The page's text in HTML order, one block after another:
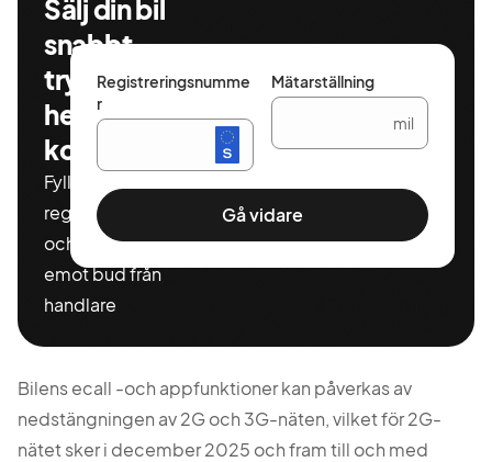
Sälj din bil
snabbt,
tryggt och
helt
kostnadsfritt
Fyll i ditt
registeringnummer
och miltal för att ta
emot bud från
handlare
Registreringsnumme
r
Mätarställning
mil
Gå vidare
Bilens ecall -och appfunktioner kan påverkas av
nedstängningen av 2G och 3G-näten, vilket för 2G-
nätet sker i december 2025 och fram till och med